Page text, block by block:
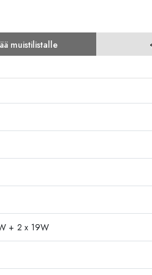
muistilistalle
+ 2 x 19W